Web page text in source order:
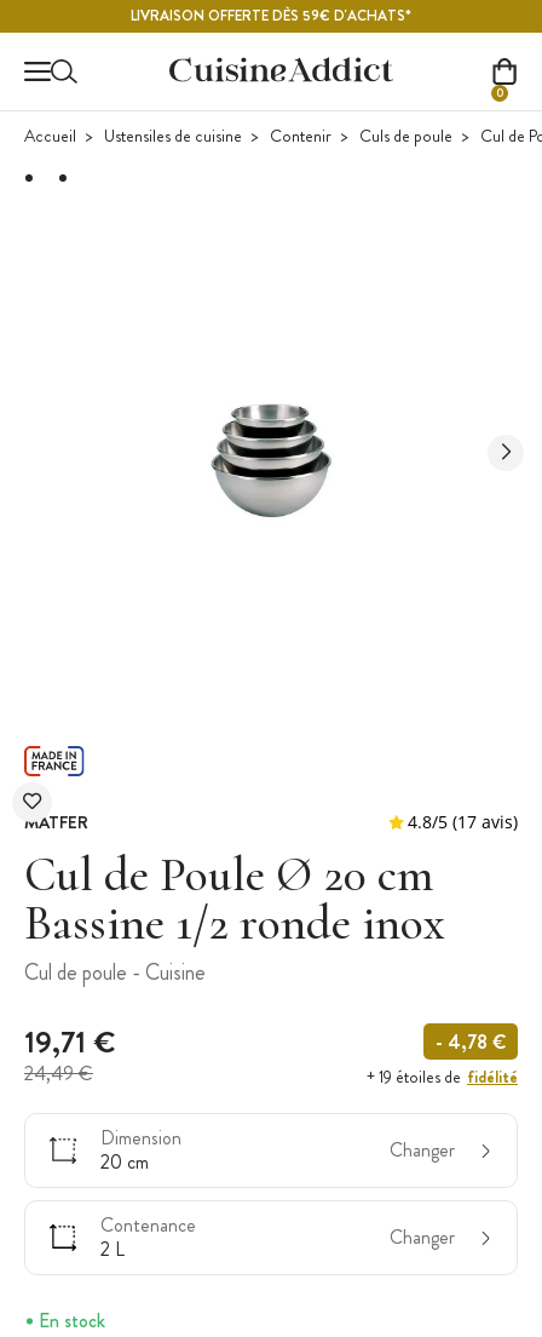
LIVRAISON OFFERTE DÈS 59€ D'ACHATS*
0
Accueil Ustensiles de cuisine Contenir Culs de poule Cul de
MATFER
Cul de Poule Ø 20 cm
Bassine 1/2 ronde inox
Cul de poule - Cuisine
19,71 €
24,49 €
- 4,78 €
+ 19 étoiles de fidélité
Dimension
20 cm
Changer
Contenance
2 L
Changer
En stock